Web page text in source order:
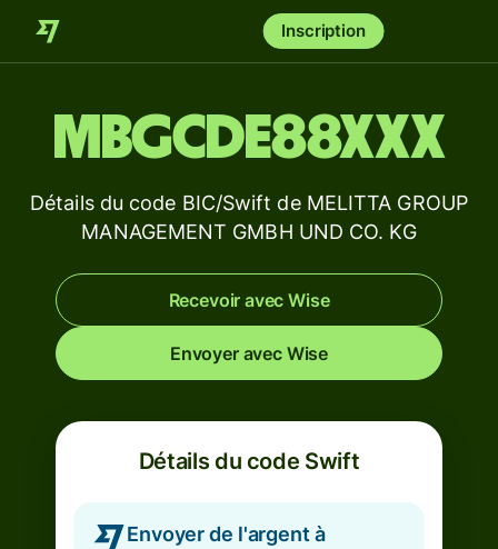
Inscription
MBGCDE88XXX
Détails du code BIC/Swift de MELITTA GROUP
MANAGEMENT GMBH UND CO. KG
Recevoir avec Wise
Envoyer avec Wise
Détails du code Swift
Envoyer de l'argent à